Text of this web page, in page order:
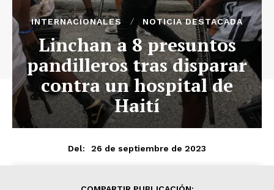
INTERNACIONALES NOTICIA DESTACADA
Linchan a 8 presuntos
pandilleros tras disparar
contra un hospital de
Haití
Del: 26 de septiembre de 2023